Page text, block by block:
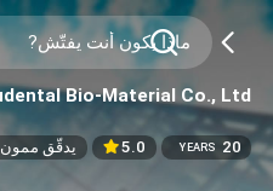
Bio-Material Co., Ltd
20
YEARS
5.0 يدقّق ممون